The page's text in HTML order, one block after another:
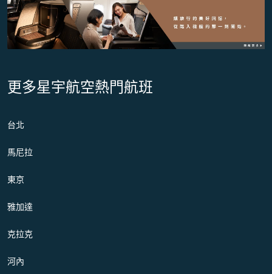
更多星宇航空熱門航班
台北
馬尼拉
東京
雅加達
克拉克
河內